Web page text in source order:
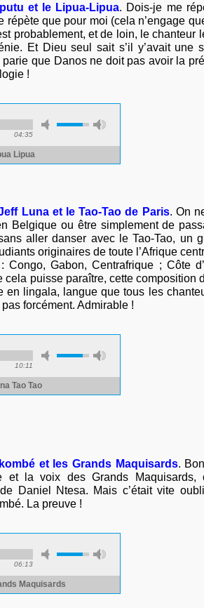
et le Lipua-Lipua. Dois-je me
répète que pour moi (cela n’engage
probablement, et de loin, le chanteur
Et Dieu seul sait s’il y’avait une
que Danos ne doit pas avoir la
!
Luna et le Tao-Tao de Paris. On
Belgique ou être simplement de
aller danser avec le Tao-Tao, un
originaires de toute l’Afrique
Congo, Gabon, Centrafrique ; Côte
puisse paraître, cette composition
en lingala, langue que tous les
forcément. Admirable !
et les Grands Maquisards.
et la voix des Grands Maquisards,
Daniel Ntesa. Mais c’était vite
La preuve !